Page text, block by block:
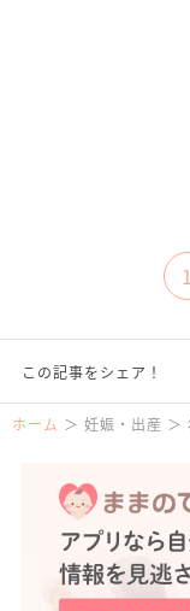
1
この記事をシェア！
ホーム 妊娠・出産